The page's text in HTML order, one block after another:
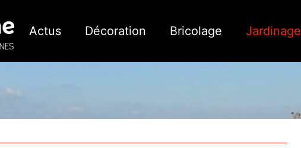
Actus Décoration Bricolage Jardinage